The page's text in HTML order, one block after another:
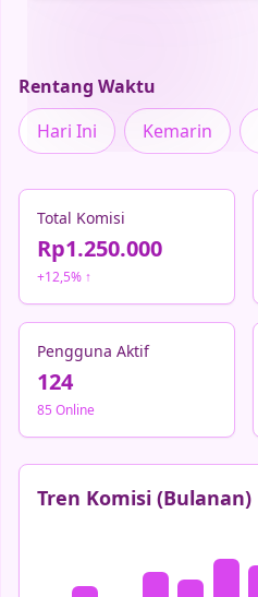
Rentang Waktu
Hari Ini
Kemarin
Total Komisi
Rp1.250.000
+12,5% ↑
Pengguna Aktif
124
85 Online
Tren Komisi (Bulanan)